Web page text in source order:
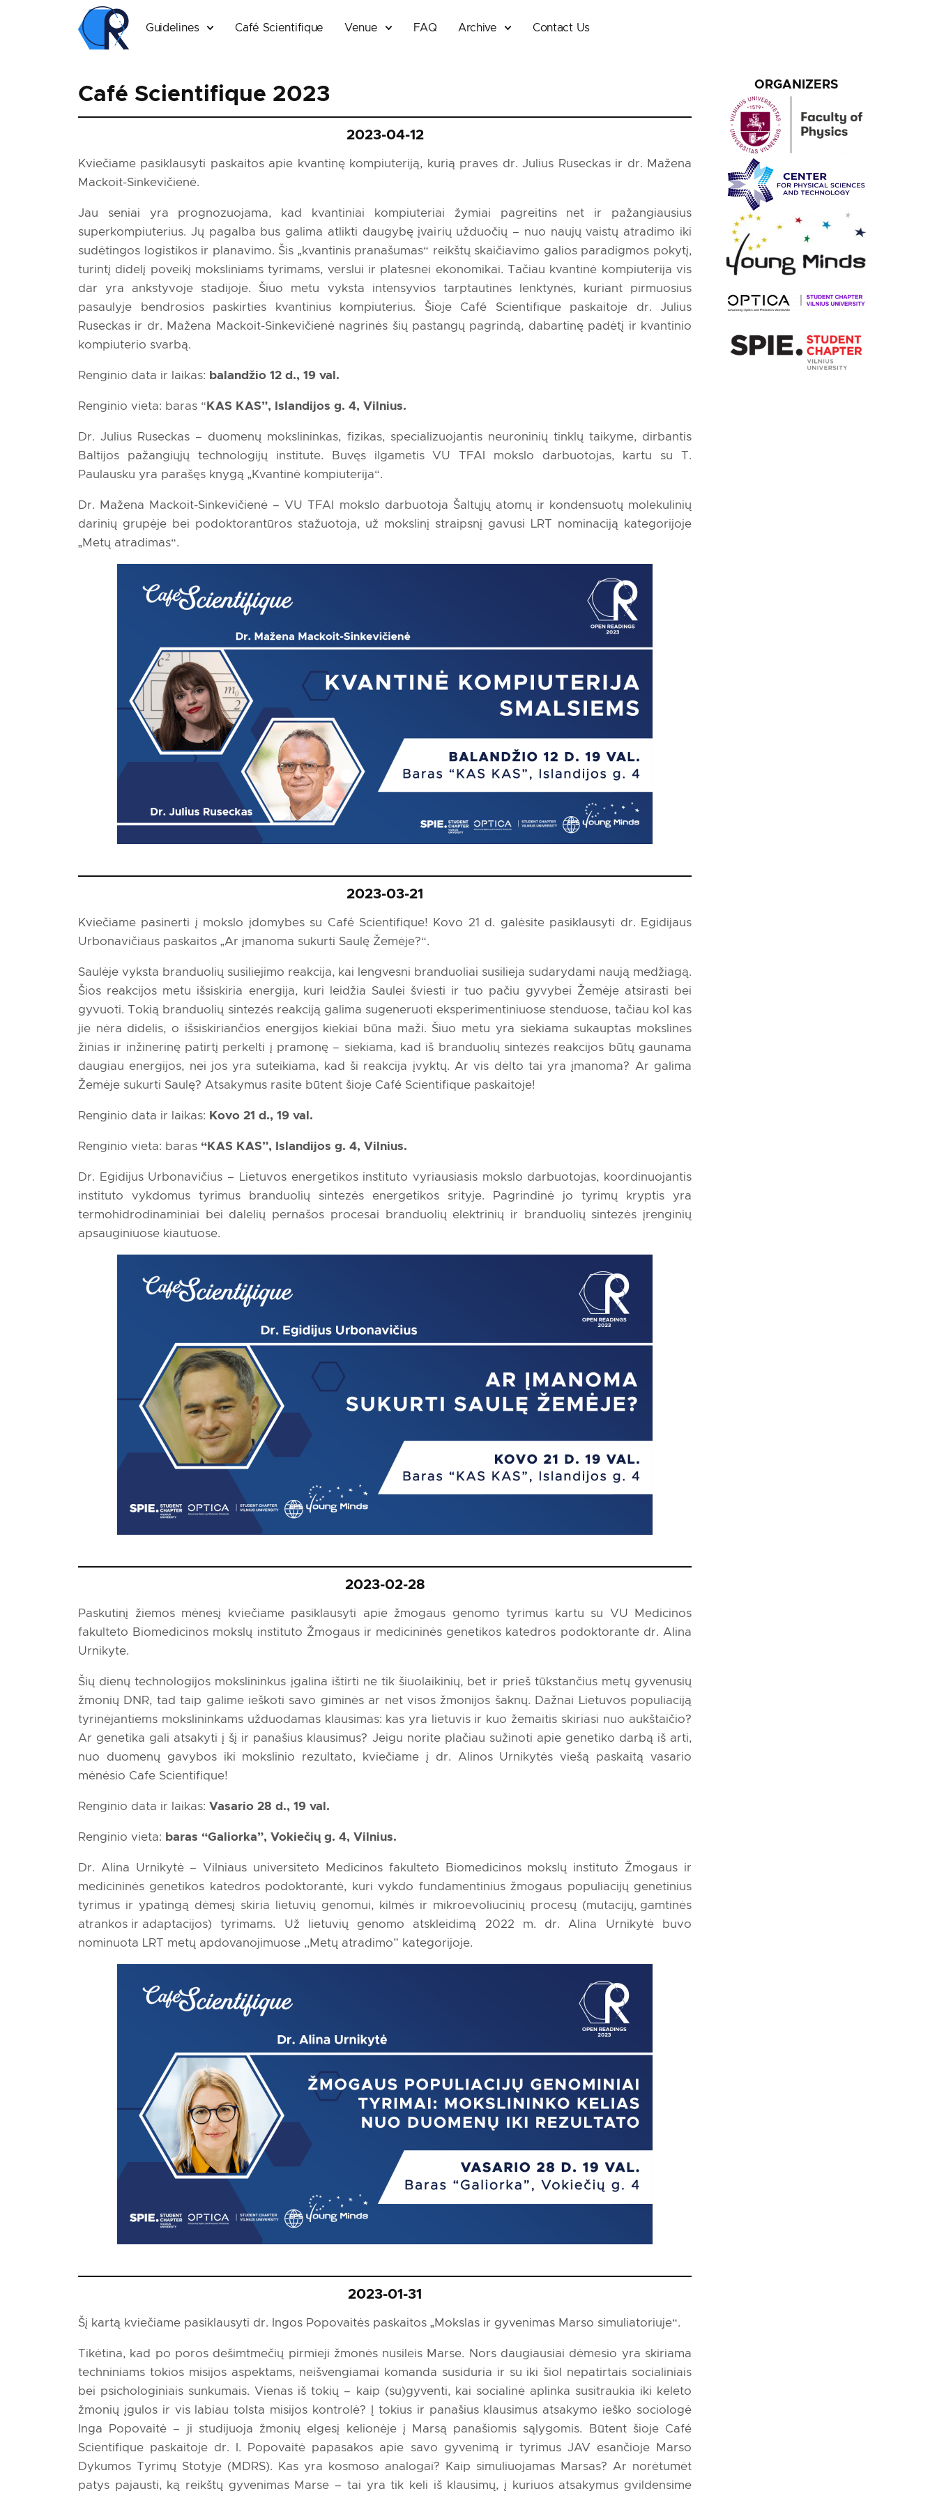
Guidelines Café Scientifique Venue FAQ Archive Contact Us
Café Scientifique 2023
2023-04-12
Kviečiame pasiklausyti paskaitos apie kvantinę kompiuteriją, kurią praves dr. Julius Ruseckas ir dr. Mažena
Mackoit-Sinkevičienė.
Jau seniai yra prognozuojama, kad kvantiniai kompiuteriai žymiai pagreitins net ir pažangiausius
superkompiuterius. Jų pagalba bus galima atlikti daugybę įvairių užduočių – nuo naujų vaistų atradimo iki
sudėtingos logistikos ir planavimo. Šis „kvantinis pranašumas“ reikštų skaičiavimo galios paradigmos pokytį,
turintį didelį poveikį moksliniams tyrimams, verslui ir platesnei ekonomikai. Tačiau kvantinė kompiuterija vis
dar yra ankstyvoje stadijoje. Šiuo metu vyksta intensyvios tarptautinės lenktynės, kuriant pirmuosius
pasaulyje bendrosios paskirties kvantinius kompiuterius. Šioje Café Scientifique paskaitoje dr. Julius
Ruseckas ir dr. Mažena Mackoit-Sinkevičienė nagrinės šių pastangų pagrindą, dabartinę padėtį ir kvantinio
kompiuterio svarbą.
Renginio data ir laikas: balandžio 12 d., 19 val.
Renginio vieta: baras “ KAS KAS”, Islandijos g. 4, Vilnius.
Dr. Julius Ruseckas – duomenų mokslininkas, fizikas, specializuojantis neuroninių tinklų taikyme, dirbantis
Baltijos pažangiųjų technologijų institute. Buvęs ilgametis VU TFAI mokslo darbuotojas, kartu su T.
Paulausku yra parašęs knygą „Kvantinė kompiuterija“.
Dr. Mažena Mackoit-Sinkevičienė – VU TFAI mokslo darbuotoja Šaltųjų atomų ir kondensuotų molekulinių
darinių grupėje bei podoktorantūros stažuotoja, už mokslinį straipsnį gavusi LRT nominaciją kategorijoje
„Metų atradimas“.
2023-03-21
Kviečiame pasinerti į mokslo įdomybes su Café Scientifique! Kovo 21 d. galėsite pasiklausyti dr. Egidijaus
Urbonavičiaus paskaitos „Ar įmanoma sukurti Saulę Žemėje?“.
Saulėje vyksta branduolių susiliejimo reakcija, kai lengvesni branduoliai susilieja sudarydami naują medžiagą.
Šios reakcijos metu išsiskiria energija, kuri leidžia Saulei šviesti ir tuo pačiu gyvybei Žemėje atsirasti bei
gyvuoti. Tokią branduolių sintezės reakciją galima sugeneruoti eksperimentiniuose stenduose, tačiau kol kas
jie nėra didelis, o išsiskiriančios energijos kiekiai būna maži. Šiuo metu yra siekiama sukauptas mokslines
žinias ir inžinerinę patirtį perkelti į pramonę – siekiama, kad iš branduolių sintezės reakcijos būtų gaunama
daugiau energijos, nei jos yra suteikiama, kad ši reakcija įvyktų. Ar vis dėlto tai yra įmanoma? Ar galima
Žemėje sukurti Saulę? Atsakymus rasite būtent šioje Café Scientifique paskaitoje!
Renginio data ir laikas: Kovo 21 d., 19 val.
Renginio vieta: baras “KAS KAS”, Islandijos g. 4, Vilnius.
Dr. Egidijus Urbonavičius – Lietuvos energetikos instituto vyriausiasis mokslo darbuotojas, koordinuojantis
instituto vykdomus tyrimus branduolių sintezės energetikos srityje. Pagrindinė jo tyrimų kryptis yra
termohidrodinaminiai bei dalelių pernašos procesai branduolių elektrinių ir branduolių sintezės įrenginių
apsauginiuose kiautuose.
2023-02-28
Paskutinį žiemos mėnesį kviečiame pasiklausyti apie žmogaus genomo tyrimus kartu su VU Medicinos
fakulteto Biomedicinos mokslų instituto Žmogaus ir medicininės genetikos katedros podoktorante dr. Alina
Urnikyte.
Šių dienų technologijos mokslininkus įgalina ištirti ne tik šiuolaikinių, bet ir prieš tūkstančius metų gyvenusių
žmonių DNR, tad taip galime ieškoti savo giminės ar net visos žmonijos šaknų. Dažnai Lietuvos populiaciją
tyrinėjantiems mokslininkams užduodamas klausimas: kas yra lietuvis ir kuo žemaitis skiriasi nuo aukštaičio?
Ar genetika gali atsakyti į šį ir panašius klausimus? Jeigu norite plačiau sužinoti apie genetiko darbą iš arti,
nuo duomenų gavybos iki mokslinio rezultato, kviečiame į dr. Alinos Urnikytės viešą paskaitą vasario
mėnėsio Cafe Scientifique!
Renginio data ir laikas: Vasario 28 d., 19 val.
Renginio vieta: baras “Galiorka”, Vokiečių g. 4, Vilnius.
Dr. Alina Urnikytė – Vilniaus universiteto Medicinos fakulteto Biomedicinos mokslų instituto Žmogaus ir
medicininės genetikos katedros podoktorantė, kuri vykdo fundamentinius žmogaus populiacijų genetinius
tyrimus ir ypatingą dėmesį skiria lietuvių genomui, kilmės ir mikroevoliucinių procesų (mutacijų, gamtinės
atrankos ir adaptacijos) tyrimams. Už lietuvių genomo atskleidimą 2022 m. dr. Alina Urnikytė buvo
nominuota LRT metų apdovanojimuose ,,Metų atradimo” kategorijoje.
2023-01-31
Šį kartą kviečiame pasiklausyti dr. Ingos Popovaitės paskaitos „Mokslas ir gyvenimas Marso simuliatoriuje“.
Tikėtina, kad po poros dešimtmečių pirmieji žmonės nusileis Marse. Nors daugiausiai dėmesio yra skiriama
techniniams tokios misijos aspektams, neišvengiamai komanda susiduria ir su iki šiol nepatirtais socialiniais
bei psichologiniais sunkumais. Vienas iš tokių – kaip (su)gyventi, kai socialinė aplinka susitraukia iki keleto
žmonių įgulos ir vis labiau tolsta misijos kontrolė? Į tokius ir panašius klausimus atsakymo ieško sociologė
Inga Popovaitė – ji studijuoja žmonių elgesį kelionėje į Marsą panašiomis sąlygomis. Būtent šioje Café
Scientifique paskaitoje dr. I. Popovaitė papasakos apie savo gyvenimą ir tyrimus JAV esančioje Marso
Dykumos Tyrimų Stotyje (MDRS). Kas yra kosmoso analogai? Kaip simuliuojamas Marsas? Ar norėtumėt
patys pajausti, ką reikštų gyvenimas Marse – tai yra tik keli iš klausimų, į kuriuos atsakymus gvildensime
ORGANIZERS